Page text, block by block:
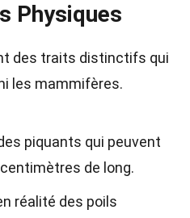
Physiques
des traits distinctifs qui
les mammifères.
piquants qui peuvent
de long.
réalité des poils